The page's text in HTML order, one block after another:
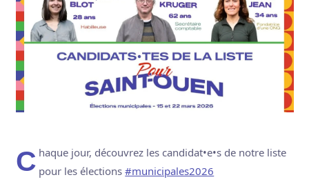
Chaque jour, découvrez les candidat•e•s de notre liste pour les élections#municipales2026